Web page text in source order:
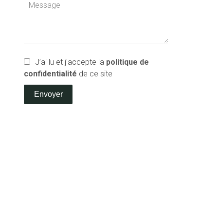
J’ai lu et j'accepte la politique de
confidentialité de ce site
Envoyer